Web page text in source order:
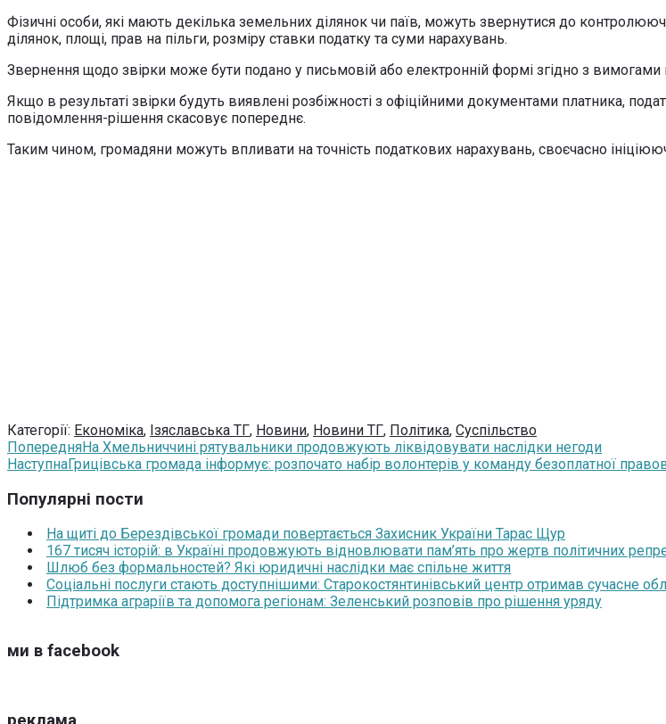
Фізичні особи, які мають декілька земельних ділянок чи паїв, можуть звернутися до
ділянок, площі, прав на пільги, розміру ставки податку та суми нарахувань.
Звернення щодо звірки може бути подано у письмовій або електронній формі згідно з вимогами
Якщо в результаті звірки будуть виявлені розбіжності з офіційними документами платника,
повідомлення-рішення скасовує попереднє.
Таким чином, громадяни можуть впливати на точність податкових нарахувань, своєчасно
Категорії: Економіка, Ізяславська ТГ, Новини, Новини ТГ, Політика, Суспільство
ПопередняНа Хмельниччині рятувальники продовжують ліквідовувати наслідки негоди
НаступнаГрицівська громада інформує: розпочато набір волонтерів у команду безоплатної
Популярні пости
На щиті до Берездівської громади повертається Захисник України Тарас Щур
167 тисяч історій: в Україні продовжують відновлювати пам’ять про жертв політичних
Шлюб без формальностей? Які юридичні наслідки має спільне життя
Соціальні послуги стають доступнішими: Старокостянтинівський центр отримав сучасне
Підтримка аграріїв та допомога регіонам: Зеленський розповів про рішення уряду
ми в facebook